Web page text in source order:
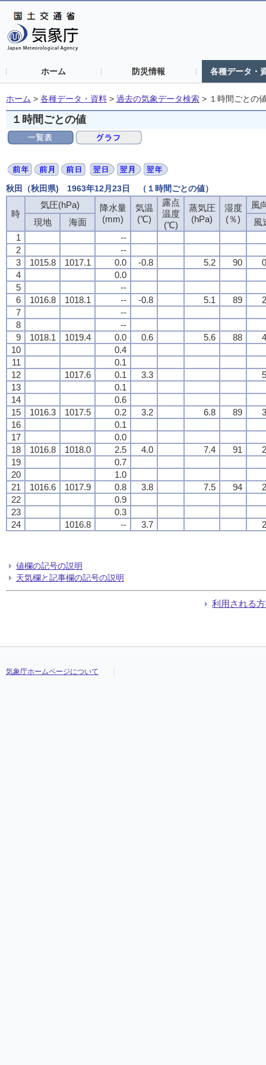
ホーム 防災情報 各種データ・
ホーム > 各種データ・資料 > 過去の気象データ検索 > １時間ごとの
１時間ごとの値
秋田（秋田県) 1963年12月23日 （１時間ごとの値）
時
気圧(hPa)
降水量
(mm)
気温
(℃)
露点
温度
(℃)
蒸気圧
(hPa)
湿度
(％)
風
現地
海面
風
1
--
2
--
3
1015.8 1017.1 0.0 -0.8 5.2 90
4
0.0
5
--
6
1016.8 1018.1 -- -0.8 5.1 89
7
--
8
--
9
1018.1 1019.4 0.0 0.6 5.6 88
10
0.4
11
0.1
12
1017.6 0.1 3.3
13
0.1
14
0.6
15
1016.3 1017.5 0.2 3.2 6.8 89
16
0.1
17
0.0
18
1016.8 1018.0 2.5 4.0 7.4 91
19
0.7
20
1.0
21
1016.6 1017.9 0.8 3.8 7.5 94
22
0.9
23
0.3
24
1016.8 -- 3.7
値欄の記号の説明
天気欄と記事欄の記号の説明
利用される
気象庁ホームページについて